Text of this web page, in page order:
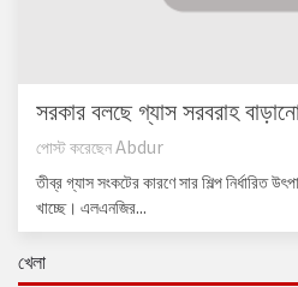
সরকার বলছে গ্যাস সরবরাহ
পোস্ট করেছেনAbdur
তীব্র গ্যাস সংকটের কারণে সার শিল্প নির্ধারিত
খাচ্ছে। এলএনজির...
খেলা